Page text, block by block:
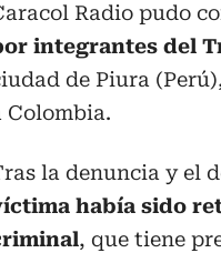
Radio pudo
integrantes del
de Piura
Colombia.
la denuncia y el
había sido
, que tiene